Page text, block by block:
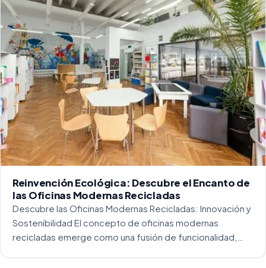
Reinvención Ecológica: Descubre el Encanto de
las Oficinas Modernas Recicladas
Descubre las Oficinas Modernas Recicladas: Innovación y
Sostenibilidad El concepto de oficinas modernas
recicladas emerge como una fusión de funcionalidad,